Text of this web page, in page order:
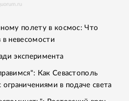
полету в космос: Что
в невесомости
эксперимента
Как Севастополь
в подаче света